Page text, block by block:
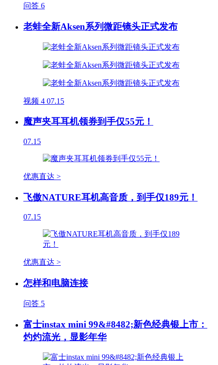
问答 6
老蛙全新Aksen系列微距镜头正式发布
视频 4 07.15
魔声夹耳耳机领券到手仅55元！
07.15
优惠直达 >
飞傲NATURE耳机高音质，到手仅189元！
07.15
优惠直达 >
怎样和电脑连接
问答 5
富士instax mini 99&#8482;新色经典银上市：
灼灼流光，显影年华